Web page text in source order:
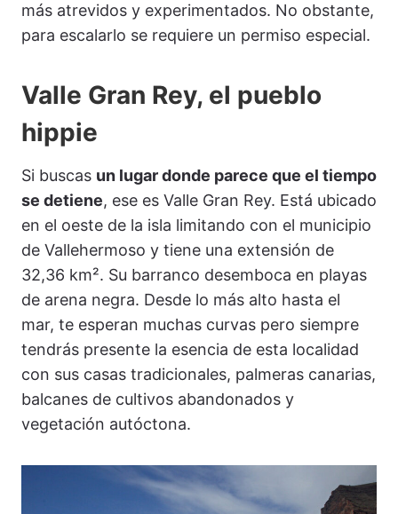
más atrevidos y experimentados. No obstante,
para escalarlo se requiere un permiso especial.
Valle Gran Rey, el pueblo
hippie
Si buscas un lugar donde parece que el tiempo
se detiene, ese es Valle Gran Rey. Está ubicado
en el oeste de la isla limitando con el municipio
de Vallehermoso y tiene una extensión de
32,36 km². Su barranco desemboca en playas
de arena negra. Desde lo más alto hasta el
mar, te esperan muchas curvas pero siempre
tendrás presente la esencia de esta localidad
con sus casas tradicionales, palmeras canarias,
balcanes de cultivos abandonados y
vegetación autóctona.